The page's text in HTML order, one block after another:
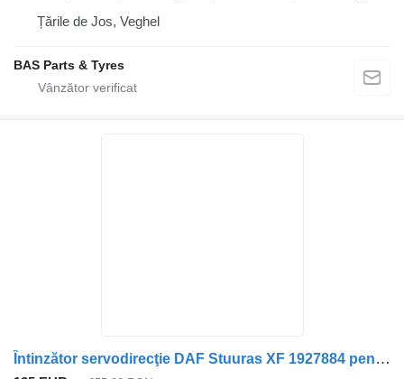
Țările de Jos, Veghel
BAS Parts & Tyres
Întinzător servodirecţie DAF Stuuras XF 1927884 pentru camion